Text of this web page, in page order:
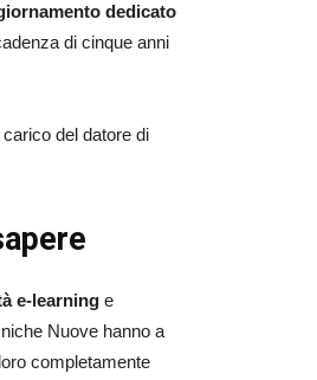
dedicato
di cinque anni
del datore di
e-learning e
Nuove hanno a
completamente